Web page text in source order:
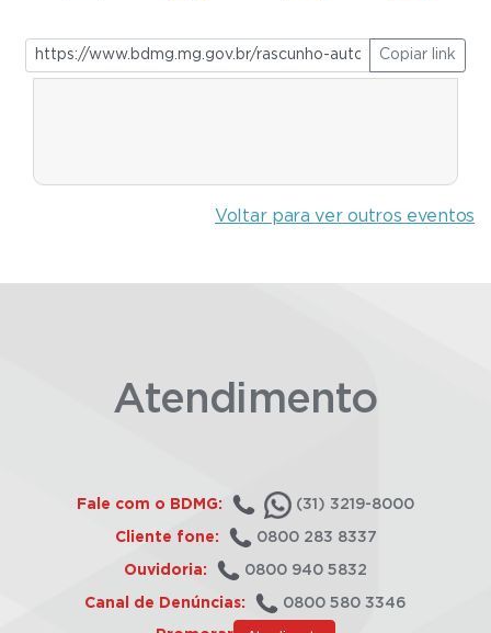
Copiar link
Voltar para ver outros eventos
Atendimento
Fale com o BDMG: (31) 3219-8000
Cliente fone: 0800 283 8337
Ouvidoria: 0800 940 5832
Canal de Denúncias: 0800 580 3346